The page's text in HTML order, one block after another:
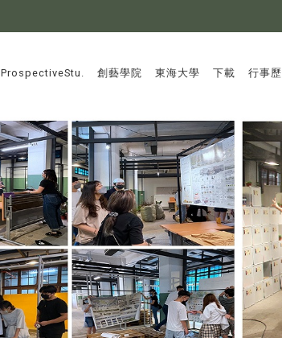
:::
ProspectiveStu. 創藝學院 東海大學 下載 行事歷